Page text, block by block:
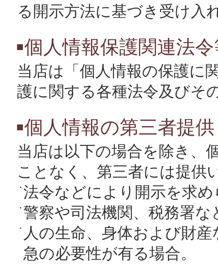
る開示方法に基づき受け入
個人情報保護関連法
当店は「個人情報の保護に
護に関する各種法令及びそ
個人情報の第三者提供
当店は以下の場合を除き、
ことなく、第三者には提供
法令などにより開示を求
警察や司法機関、税務署
人の生命、身体および財
急の必要性が有る場合。